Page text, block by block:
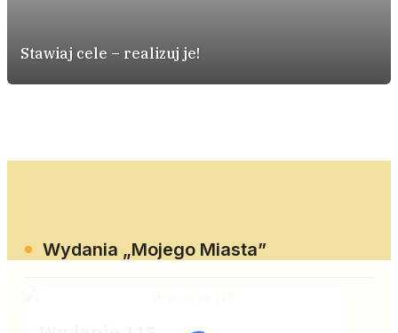
Stawiaj cele – realizuj je!
Wydania „Mojego Miasta”